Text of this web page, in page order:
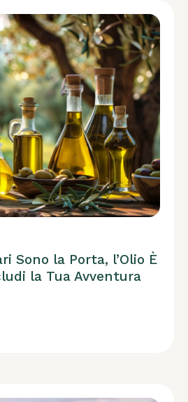
Sono la Porta, l’Olio È
la Tua Avventura